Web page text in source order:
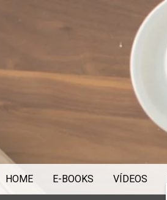
HOME E-BOOKS VÍDEOS